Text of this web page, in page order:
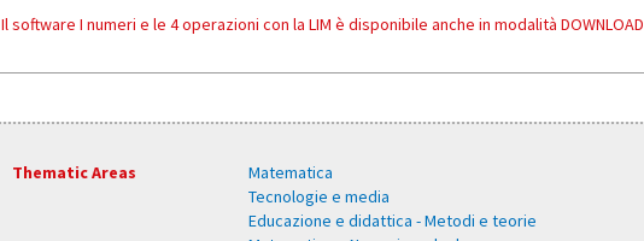
Il software I numeri e le 4 operazioni con la LIM è disponibile anche in modalità DOWNLOAD
Thematic Areas
Matematica
Tecnologie e media
Educazione e didattica - Metodi e teorie